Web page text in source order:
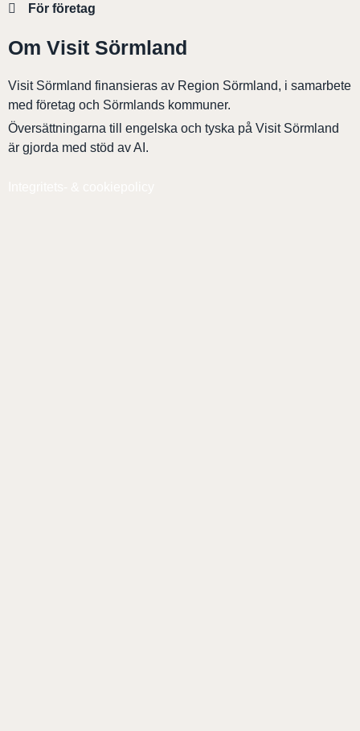
För företag
Om Visit Sörmland
Visit Sörmland finansieras av Region Sörmland, i samarbete
med företag och Sörmlands kommuner.
Översättningarna till engelska och tyska på Visit Sörmland
är gjorda med stöd av AI.